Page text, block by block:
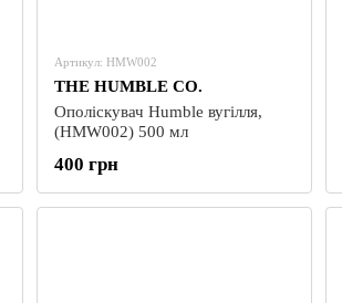
Артикул: HMW002
THE HUMBLE CO.
Ополіскувач Humble вугілля,
(HMW002) 500 мл
400 грн